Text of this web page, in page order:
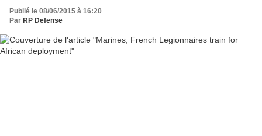
Publié le 08/06/2015 à 16:20
Par RP Defense